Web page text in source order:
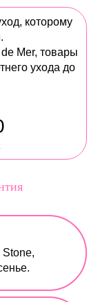
которому
Mer, товары
ухода до